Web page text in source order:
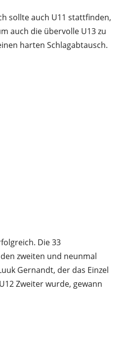
sollte auch U11 stattfinden,
auch die übervolle U13 zu
harten Schlagabtausch.
Die 33
zweiten und neunmal
Gernandt, der das Einzel
Zweiter wurde, gewann